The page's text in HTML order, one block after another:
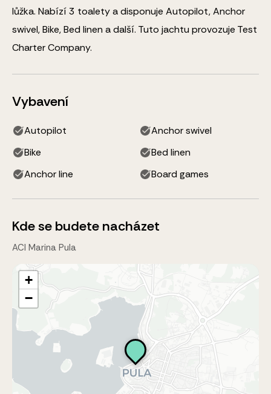
lůžka. Nabízí 3 toalety a disponuje Autopilot, Anchor
swivel, Bike, Bed linen a další. Tuto jachtu provozuje Test
Charter Company.
Vybavení
Autopilot
Anchor swivel
Bike
Bed linen
Anchor line
Board games
Kde se budete nacházet
ACI Marina Pula
+
−